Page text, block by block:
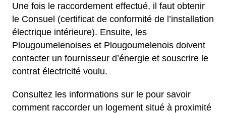
Une fois le raccordement effectué, il faut obtenir
le Consuel (certificat de conformité de l’installation
électrique intérieure). Ensuite, les
Plougoumelenoises et Plougoumelenois doivent
contacter un fournisseur d’énergie et souscrire le
contrat électricité voulu.
Consultez les informations sur le pour savoir
comment raccorder un logement situé à proximité